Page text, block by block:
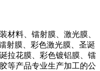
材料、镭射膜、激光膜、
射膜、彩色激光膜、圣诞
拉花膜、彩色镀铝膜、镭
等产品专业生产加工的公